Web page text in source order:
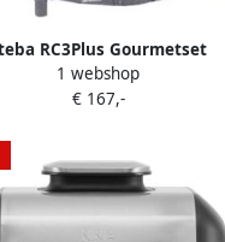
RC3Plus Gourmetset
grillplaat Steengrill 8
personen PFAS vrij
1 webshop
€ 167,-